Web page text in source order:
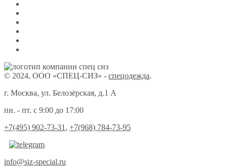
© 2024, ООО «СПЕЦ-СИЗ» - спецодежда.
г. Москва, ул. Белозёрская, д.1 А
пн. - пт. с 9:00 до 17:00
+7(495) 902-73-31 , +7(968) 784-73-95
info@siz-special.ru